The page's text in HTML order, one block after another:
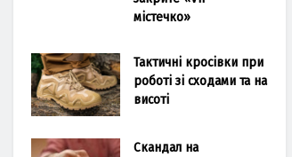
містечко»
Тактичні кросівки при
роботі зі сходами та на
висоті
Скандал на